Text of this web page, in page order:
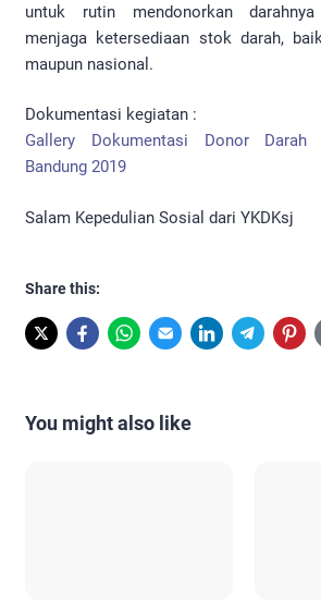
untuk rutin mendonorkan
menjaga ketersediaan stok darah,
maupun nasional.
Dokumentasi kegiatan :
Gallery Dokumentasi Donor Darah
Bandung 2019
Salam Kepedulian Sosial dari YKDKsj
Share this:
You might also like